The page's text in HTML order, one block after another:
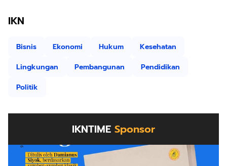
IKN
Bisnis Ekonomi Hukum
Kesehatan
Lingkungan
Pembangunan
Pendidikan
Politik
IKNTIME Sponsor